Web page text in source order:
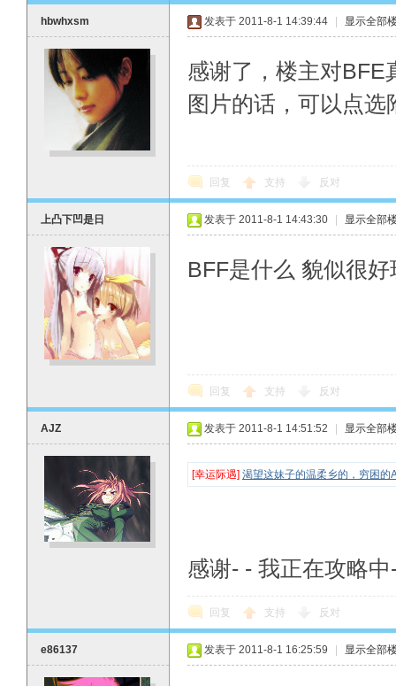
hbwhxsm 发表于 2011-8-1 14:39:44 显示全部
感谢了，楼主对BFE
图片的话，可以点
回复 支持 反对
上凸下凹是日 发表于 2011-8-1 14:43:30 显示全部
BFF是什么 貌似很好
回复 支持 反对
AJZ 发表于 2011-8-1 14:51:52 显示全部
[幸运际遇] 渴望这妹子的温柔乡的，穷困的
感谢- - 我正在攻略中
回复 支持 反对
e86137 发表于 2011-8-1 16:25:59 显示全部